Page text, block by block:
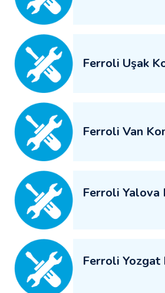
Ferroli Uşak
Ferroli Van
Ferroli Yalova
Ferroli Yozgat